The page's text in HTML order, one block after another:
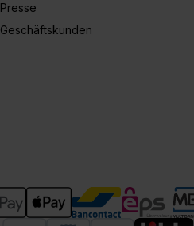
Presse
Geschäftskunden